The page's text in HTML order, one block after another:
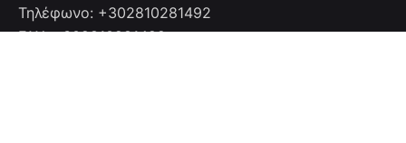
Τηλέφωνο: +302810281492
FAX: +302810281492